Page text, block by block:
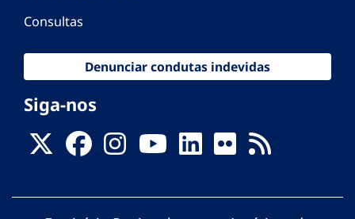
Consultas
Denunciar condutas indevidas
Siga-nos